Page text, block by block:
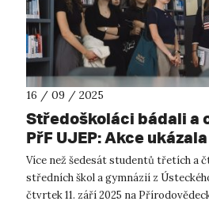
16 / 09 / 2025
Středoškoláci bádali a
PřF UJEP: Akce
kouzlo učitelství
Více než šedesát studentů třetích a
středních škol a gymnázií z
čtvrtek 11. září 2025 na